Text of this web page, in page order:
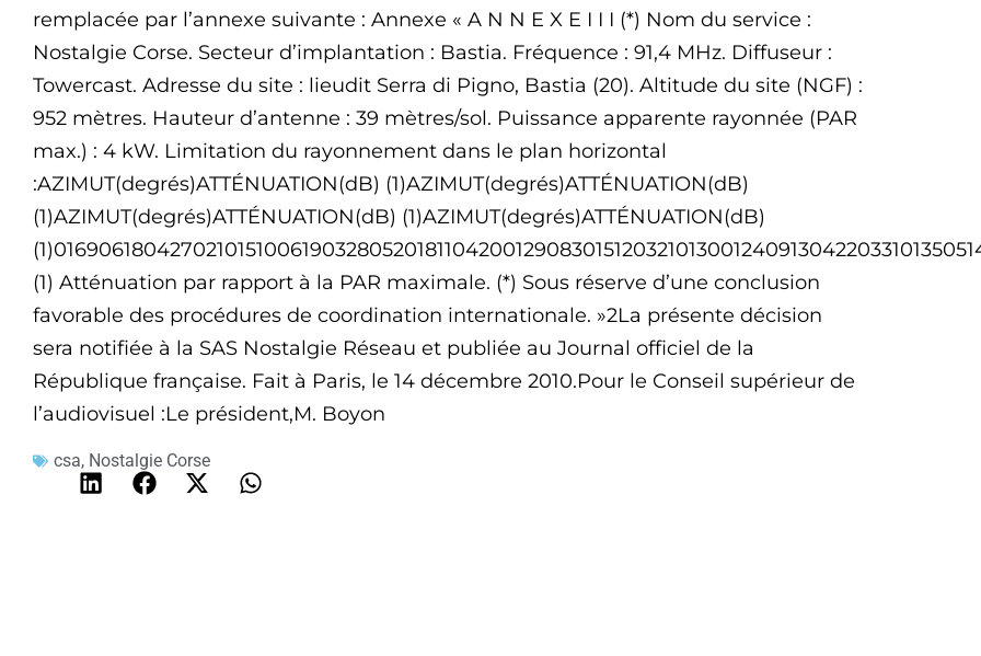
remplacée par l’annexe suivante : Annexe « A N N E X E I I I (*) Nom du service :
Nostalgie Corse. Secteur d’implantation : Bastia. Fréquence : 91,4 MHz. Diffuseur :
Towercast. Adresse du site : lieudit Serra di Pigno, Bastia (20). Altitude du site (NGF) :
952 mètres. Hauteur d’antenne : 39 mètres/sol. Puissance apparente rayonnée (PAR
max.) : 4 kW. Limitation du rayonnement dans le plan horizontal
:AZIMUT(degrés)ATTÉNUATION(dB) (1)AZIMUT(degrés)ATTÉNUATION(dB)
(1)AZIMUT(degrés)ATTÉNUATION(dB) (1)AZIMUT(degrés)ATTÉNUATION(dB)
(1) Atténuation par rapport à la PAR maximale. (*) Sous réserve d’une conclusion
favorable des procédures de coordination internationale. »2La présente décision
sera notifiée à la SAS Nostalgie Réseau et publiée au Journal officiel de la
République française. Fait à Paris, le 14 décembre 2010.Pour le Conseil supérieur de
l’audiovisuel :Le président,M. Boyon
csa, Nostalgie Corse